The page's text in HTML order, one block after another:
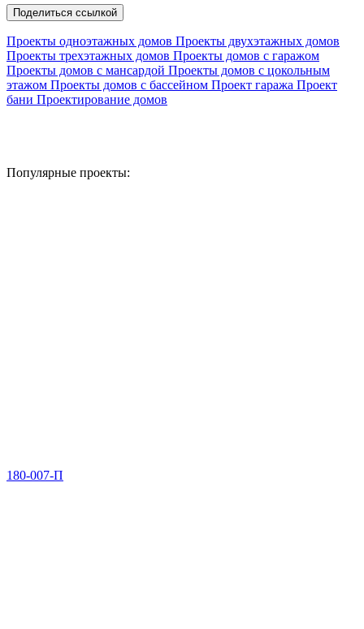
Поделиться ссылкой
Проекты одноэтажных домов Проекты двухэтажных домов
Проекты трехэтажных домов Проекты домов с гаражом
Проекты домов с мансардой Проекты домов с цокольным
этажом Проекты домов с бассейном Проект гаража Проект
бани Проектирование домов
Популярные проекты:
180-007-П